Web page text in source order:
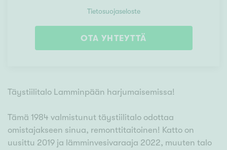
Tietosuojaseloste
OTA YHTEYTTÄ
Täystiilitalo Lamminpään harjumaisemissa!
Tämä 1984 valmistunut täystiilitalo odottaa
omistajakseen sinua, remonttitaitoinen! Katto on
uusittu 2019 ja lämminvesivaraaja 2022, muuten talo